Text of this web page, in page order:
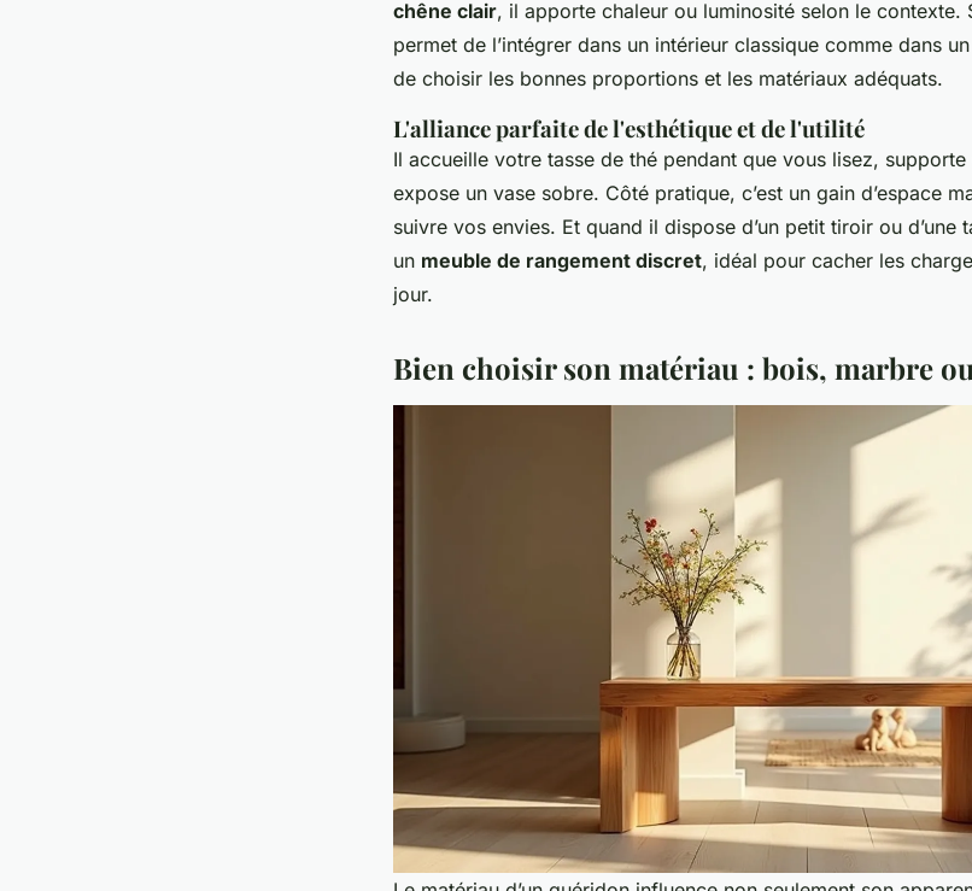
chêne clair, il apporte chaleur ou luminosité selon le contexte.
permet de l’intégrer dans un intérieur classique comme dans
de choisir les bonnes proportions et les matériaux adéquats.
L'alliance parfaite de l'esthétique et de l'utilité
Il accueille votre tasse de thé pendant que vous lisez, supporte
expose un vase sobre. Côté pratique, c’est un gain d’espace
suivre vos envies. Et quand il dispose d’un petit tiroir ou
un meuble de rangement discret, idéal pour cacher les
jour.
Bien choisir son matériau : bois, marbre